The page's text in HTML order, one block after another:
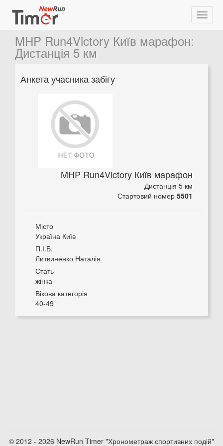
MHP Run4Victory Київ марафон:
Дистанція 5 км
Анкета учасника забігу
MHP Run4Victory Київ марафон
Дистанція 5 км
Стартовий номер 5501
Місто
Україна Київ
П.І.Б.
Литвиненко Наталія
Стать
жінка
Вікова категорія
40-49
© 2012 - 2026 NewRun Timer "Хронометраж спортивних подій"